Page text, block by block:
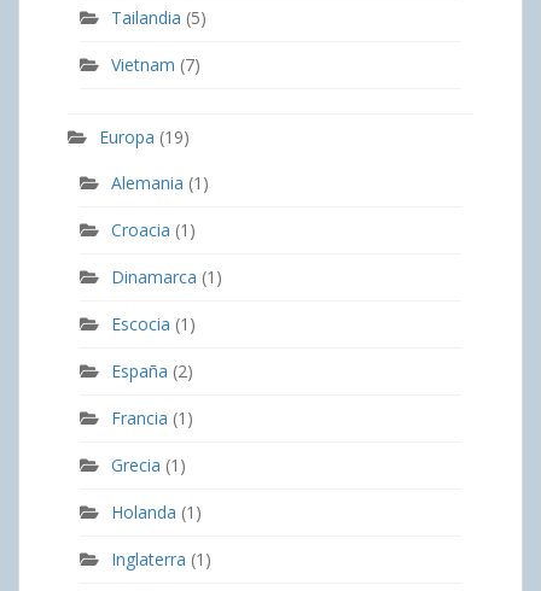
Tailandia (5)
Vietnam (7)
Europa (19)
Alemania (1)
Croacia (1)
Dinamarca (1)
Escocia (1)
España (2)
Francia (1)
Grecia (1)
Holanda (1)
Inglaterra (1)